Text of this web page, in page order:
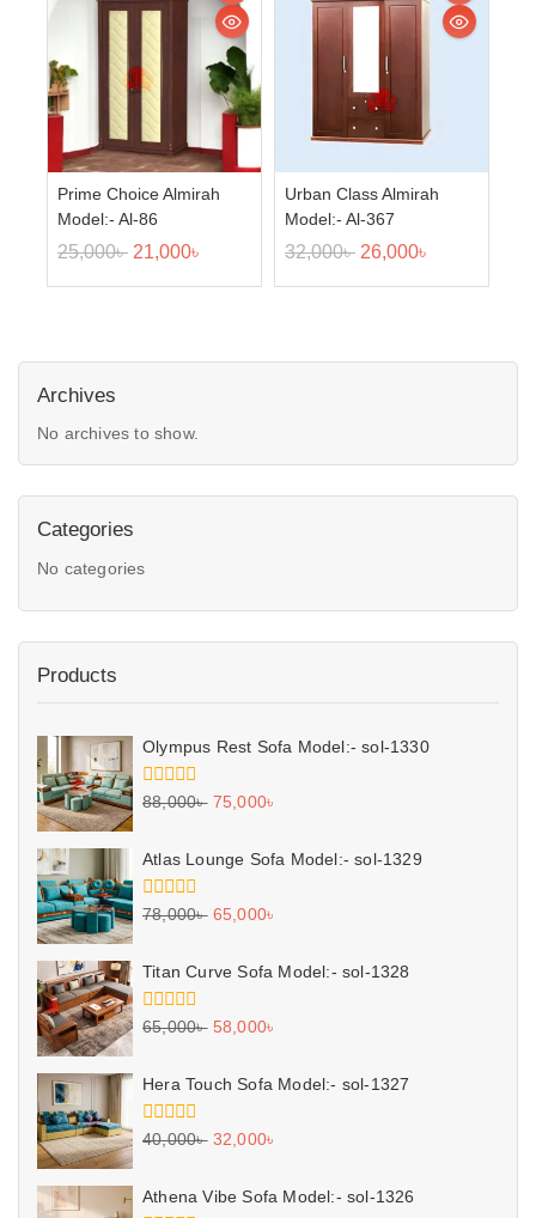
Prime Choice Almirah
Model:- Al-86
25,000৳ 21,000৳
Urban Class Almirah
Model:- Al-367
32,000৳ 26,000৳
Archives
No archives to show.
Categories
No categories
Products
Olympus Rest Sofa Model:- sol-1330
0
5
88,000৳ 75,000৳
Atlas Lounge Sofa Model:- sol-1329
0
5
78,000৳ 65,000৳
Titan Curve Sofa Model:- sol-1328
0
5
65,000৳ 58,000৳
Hera Touch Sofa Model:- sol-1327
0
5
40,000৳ 32,000৳
Athena Vibe Sofa Model:- sol-1326